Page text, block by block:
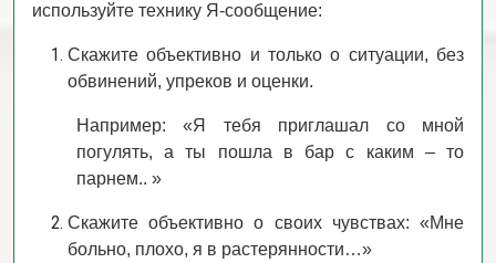
используйте технику Я-сообщение:
Скажите объективно и только о ситуации, без
обвинений, упреков и оценки.
Например: «Я тебя приглашал со мной
погулять, а ты пошла в бар с каким – то
парнем.. »
Скажите объективно о своих чувствах: «Мне
больно, плохо, я в растерянности…»